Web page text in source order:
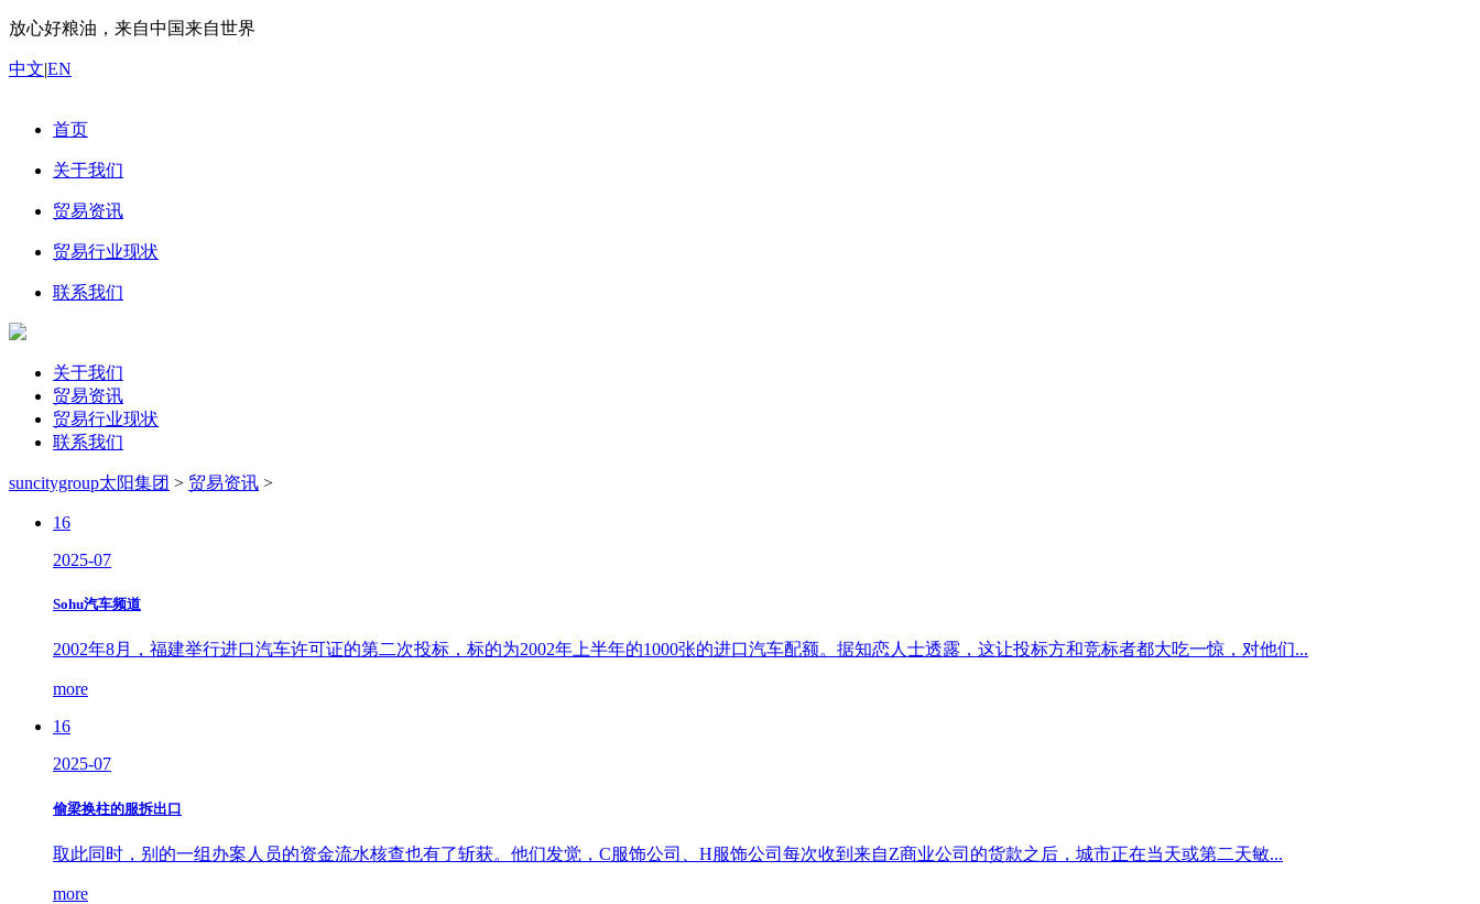
放心好粮油，来自中国来自世界
中文|EN
首页
关于我们
贸易资讯
贸易行业现状
联系我们
关于我们
贸易资讯
贸易行业现状
联系我们
suncitygroup太阳集团 > 贸易资讯 >
16
2025-07
Sohu汽车频道
2002年8月，福建举行进口汽车许可证的第二次投标，标的为2002年上半年的1000张的进口汽车配额。据知恋人士透露，这让投标方和竞标者都大吃一惊，对他们...
more
16
2025-07
偷梁换柱的服拆出口
取此同时，别的一组办案人员的资金流水核查也有了斩获。他们发觉，C服饰公司、H服饰公司每次收到来自Z商业公司的货款之后，城市正在当天或第二天敏...
more